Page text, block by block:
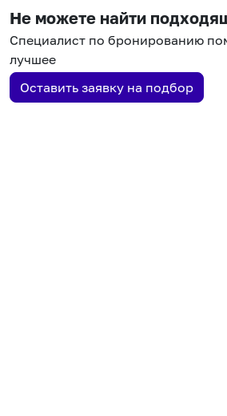
Не можете найти
Специалист по бронированию
лучшее
Оставить заявку на подбор